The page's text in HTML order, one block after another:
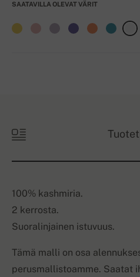
SAATAVILLA OLEVAT VÄRIT
100% kashmiria.
2 kerrosta.
Suoralinjainen istuvuus.
Tämä malli on osa
perusmallistoamme. Saatat